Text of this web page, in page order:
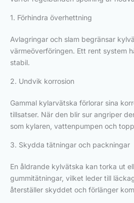
1. Förhindra överhettning
Avlagringar och slam begränsar
värmeöverföringen. Ett rent system
stabil.
2. Undvik korrosion
Gammal kylarvätska förlorar sina
tillsatser. När den blir sur angriper
som kylaren, vattenpumpen och
3. Skydda tätningar och packningar
En åldrande kylvätska kan torka ut
gummitätningar, vilket leder till
återställer skyddet och förlänger